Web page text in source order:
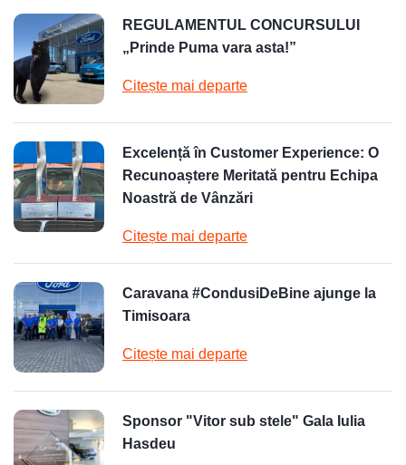
REGULAMENTUL CONCURSULUI
„Prinde Puma vara asta!”
Citește mai departe
Excelență în Customer Experience: O
Recunoaștere Meritată pentru Echipa
Noastră de Vânzări
Citește mai departe
Caravana #CondusiDeBine ajunge la
Timisoara
Citește mai departe
Sponsor "Vitor sub stele" Gala Iulia
Hasdeu